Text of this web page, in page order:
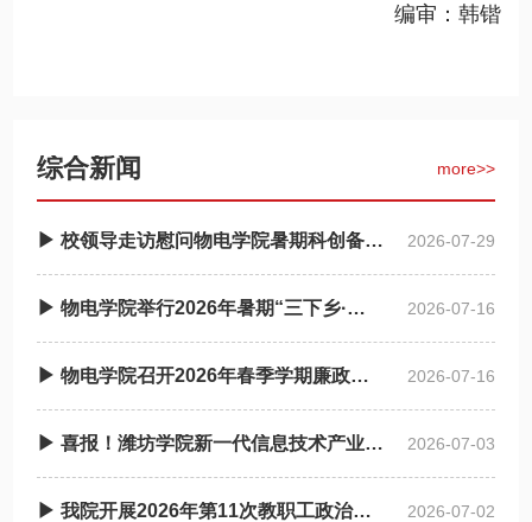
编审： 韩锴
综合新闻 more>>
▶ 校领导走访慰问物电学院暑期科创备赛师生 2026-07-29
▶ 物电学院举行2026年暑期“三下乡·返家乡”社会实践启动仪式 2026-07-16
▶ 物电学院召开2026年春季学期廉政谈话会 2026-07-16
▶ 喜报！潍坊学院新一代信息技术产业学院获批省级现代产业学院 2026-07-03
▶ 我院开展2026年第11次教职工政治理论学习 2026-07-02